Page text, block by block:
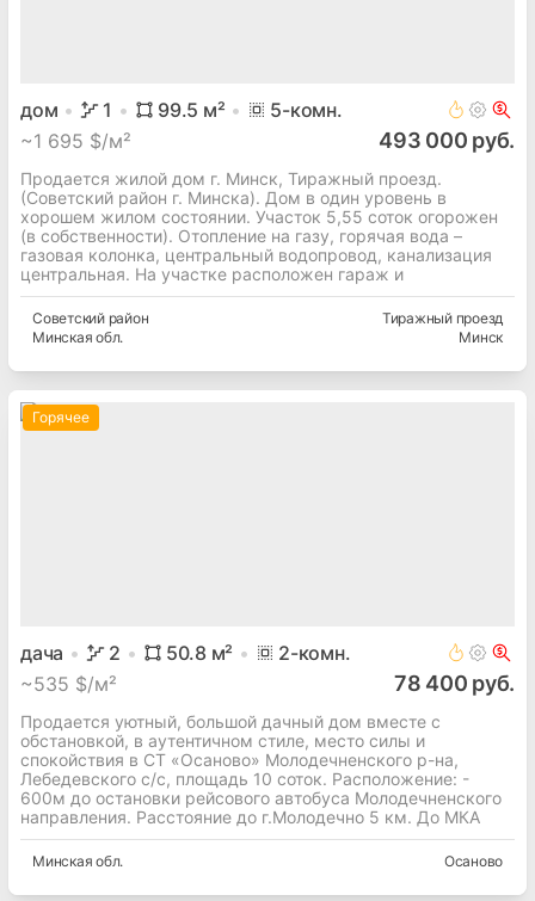
дом 1 99.5 м² 5-комн.
~1 695 $/м² 493 000 руб.
Продается жилой дом г. Минск, Тиражный проезд.
(Советский район г. Минска). Дом в один уровень в
хорошем жилом состоянии. Участок 5,55 соток огорожен
(в собственности). Отопление на газу, горячая вода –
газовая колонка, центральный водопровод, канализация
центральная. На участке расположен гараж и
Советскийрайон
Минская обл.
Тиражный проезд
Минск
Горячее
дача 2 50.8 м² 2-комн.
~535 $/м² 78 400 руб.
Продается уютный, большой дачный дом вместе с
обстановкой, в аутентичном стиле, место силы и
спокойствия в СТ «Осаново» Молодечненского р-на,
Лебедевского с/с, площадь 10 соток. Расположение: -
600м до остановки рейсового автобуса Молодечненского
направления. Расстояние до г.Молодечно 5 км. До МКА
Минская обл. Осаново